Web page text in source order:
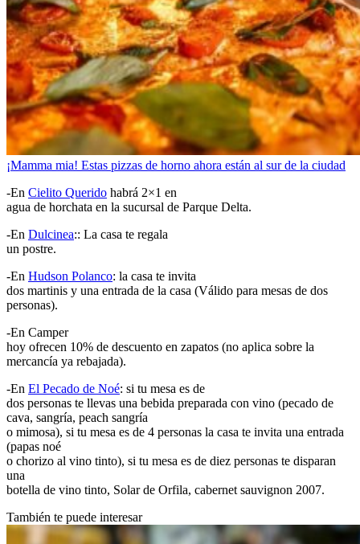
¡Mamma mia! Estas pizzas de horno ahora están al sur de la ciudad
-En Cielito Querido habrá 2×1 en
agua de horchata en la sucursal de Parque Delta.
-En Dulcinea:: La casa te regala
un postre.
-En Hudson Polanco: la casa te invita
dos martinis y una entrada de la casa (Válido para mesas de dos
personas).
-En Camper
hoy ofrecen 10% de descuento en zapatos (no aplica sobre la
mercancía ya rebajada).
-En El Pecado de Noé: si tu mesa es de
dos personas te llevas una bebida preparada con vino (pecado de
cava, sangría, peach sangría
o mimosa), si tu mesa es de 4 personas la casa te invita una entrada
(papas noé
o chorizo al vino tinto), si tu mesa es de diez personas te disparan
una
botella de vino tinto, Solar de Orfila, cabernet sauvignon 2007.
También te puede interesar